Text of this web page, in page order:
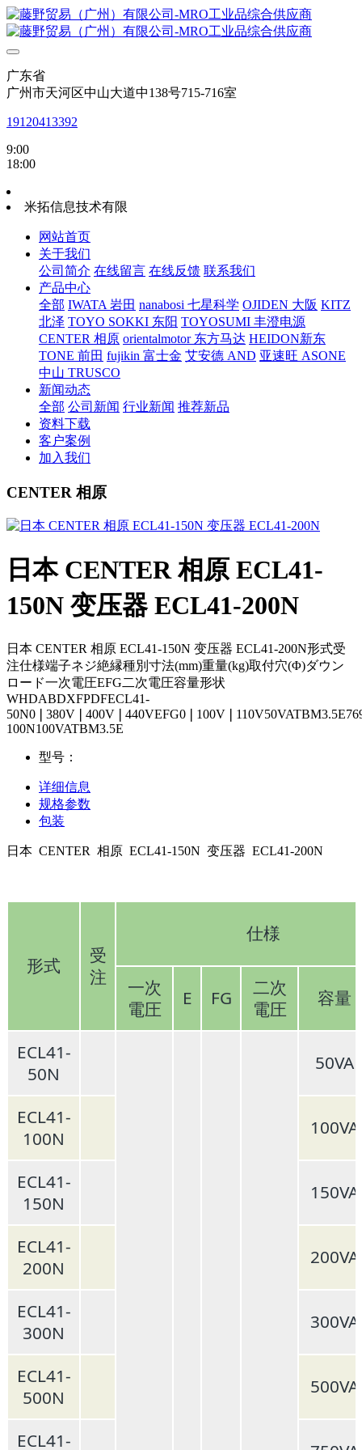
广东省
广州市天河区中山大道中138号715-716室
19120413392
9:00
18:00
米拓信息技术有限
网站首页
关于我们
公司简介 在线留言 在线反馈 联系我们
产品中心
全部 IWATA 岩田 nanabosi 七星科学 OJIDEN 大阪 KITZ
北泽 TOYO SOKKI 东阳 TOYOSUMI 丰澄电源
CENTER 相原 orientalmotor 东方马达 HEIDON新东
TONE 前田 fujikin 富士金 艾安德 AND 亚速旺 ASONE
中山 TRUSCO
新闻动态
全部 公司新闻 行业新闻 推荐新品
资料下载
客户案例
加入我们
CENTER 相原
日本 CENTER 相原 ECL41-
150N 变压器 ECL41-200N
日本 CENTER 相原 ECL41-150N 变压器 ECL41-200N形式受
注仕様端子ネジ絶縁種別寸法(mm)重量(kg)取付穴(Φ)ダウン
ロード一次電圧EFG二次電圧容量形状
WHDABDXFPDFECL41-
100N100VATBM3.5E
型号：
详细信息
规格参数
包装
日本 CENTER 相原 ECL41-150N 变压器 ECL41-200N
形式
受
注
仕様
一次
電圧
E FG
二次
電圧
容量
ECL41-
50N
50VA
ECL41-
100N
100VA
ECL41-
150N
150VA
ECL41-
200N
200VA
ECL41-
300N
300VA
ECL41-
500N
500VA
ECL41-